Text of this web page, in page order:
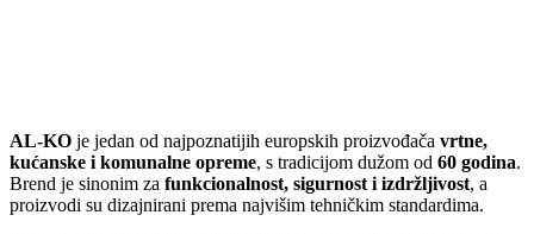
AL-KO je jedan od najpoznatijih europskih proizvođača vrtne,
kućanske i komunalne opreme, s tradicijom dužom od 60 godina.
Brend je sinonim za funkcionalnost, sigurnost i izdržljivost, a
proizvodi su dizajnirani prema najvišim tehničkim standardima.